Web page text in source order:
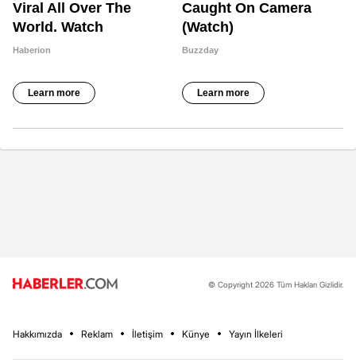
© Copyright 2026 Tüm Hakları Gizlidir.
Hakkımızda Reklam İletişim Künye Yayın İlkeleri